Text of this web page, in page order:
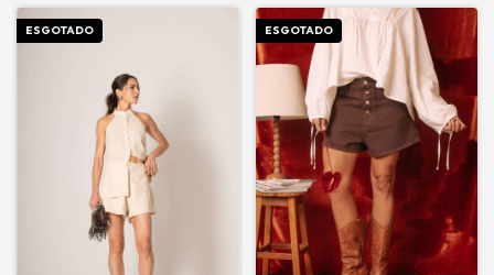
ESGOTADO ESGOTADO